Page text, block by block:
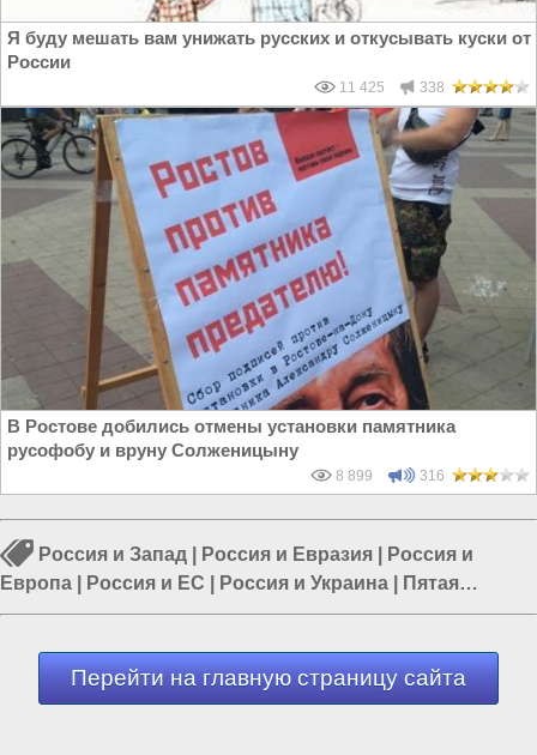
Я буду мешать вам унижать русских и откусывать куски от
России
11 425 338
В Ростове добились отмены установки памятника
русофобу и вруну Солженицыну
8 899 316
Россия и Запад Россия и Евразия
Россия и
Европа
Россия и ЕС Россия и Украина
Пятая
колонна в России|Европа и Украина
Перейти на главную страницу сайта